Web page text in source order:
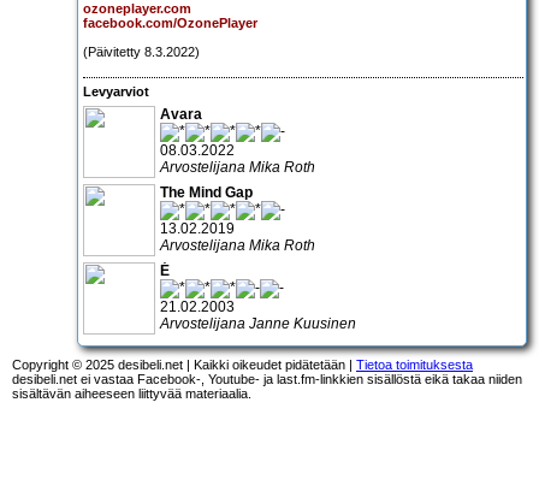
ozoneplayer.com
facebook.com/OzonePlayer
(Päivitetty 8.3.2022)
Levyarviot
Avara
08.03.2022
Arvostelijana Mika Roth
The Mind Gap
13.02.2019
Arvostelijana Mika Roth
É
21.02.2003
Arvostelijana Janne Kuusinen
Copyright © 2025 desibeli.net | Kaikki oikeudet pidätetään | Tietoa toimituksesta
desibeli.net ei vastaa Facebook-, Youtube- ja last.fm-linkkien sisällöstä eikä takaa niiden
sisältävän aiheeseen liittyvää materiaalia.